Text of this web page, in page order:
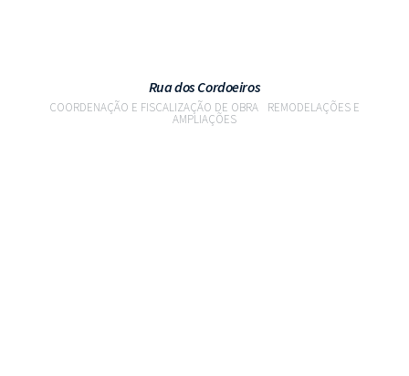
Rua dos Cordoeiros
COORDENAÇÃO E FISCALIZAÇÃO DE OBRA REMODELAÇÕES E
AMPLIAÇÕES